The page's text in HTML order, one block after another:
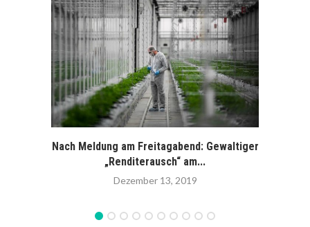
Nach Meldung am Freitagabend: Gewaltiger
„Renditerausch“ am...
Dezember 13, 2019